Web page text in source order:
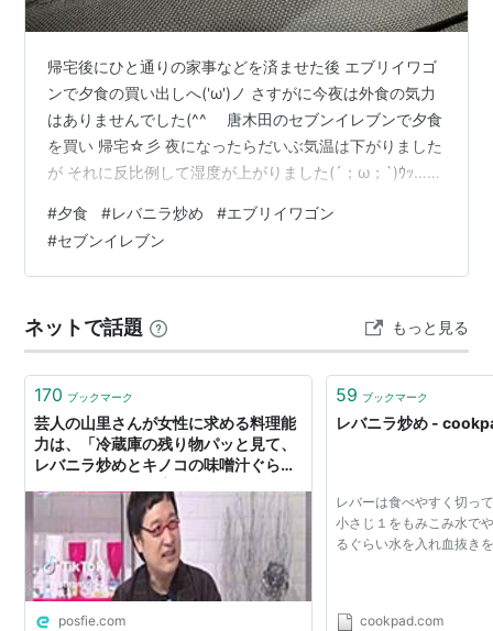
帰宅後にひと通りの家事などを済ませた後 エブリイワゴ
ンで夕食の買い出しへ('ω')ノ さすがに今夜は外食の気力
はありませんでした(^^ゞ 唐木田のセブンイレブンで夕食
を買い 帰宅☆彡 夜になったらだいぶ気温は下がりました
が それに反比例して湿度が上がりました(´；ω；`)ｳｯ…
#夕食 #レバニラ炒め #エブリイワゴン
#セブンイレブン
ネットで話題 もっと見る
170 ブックマーク
芸人の山里さんが女性に求める料理能
力は、「冷蔵庫の残り物パッと見て、
レバニラ炒めとキノコの味噌汁ぐらい
posfie.com
59 ブックマーク
レバニラ炒め -
レバーは食べやすく切っ
小さじ１をもみこみ水で
るぐらい水を入れ血抜き
cookpad.com